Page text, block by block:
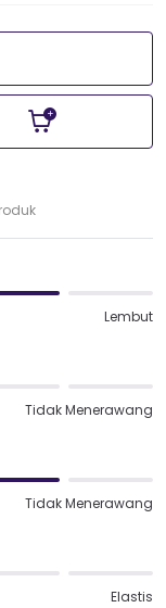
Lembut
Tidak Menerawang
Tidak Menerawang
Elastis